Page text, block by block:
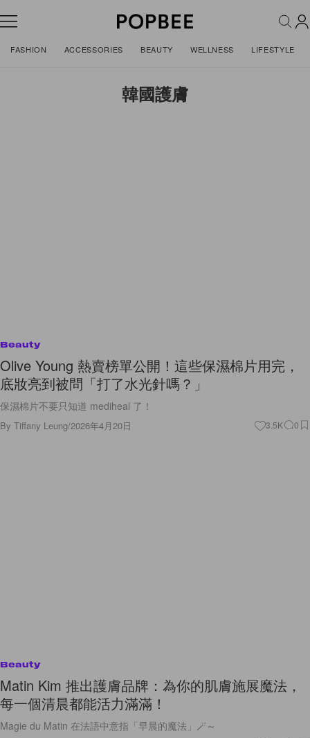
FASHION ACCESSORIES BEAUTY WELLNESS LIFESTYLE
韓國護膚
Beauty
Olive Young 熱賣榜單公開！這些保濕棉片用完，
底妝亮到被問「打了水光針嗎？」
保濕棉片不要只知道 mediheal 了！
By Tiffany Leung/2026年4月20日 3.5K 0
Beauty
Matin Kim 推出護膚品牌：為你的肌膚施展魔法，
每一個清晨都能活力滿滿！
Magie du Matin 在法語中意指「早晨的魔法」🪄～